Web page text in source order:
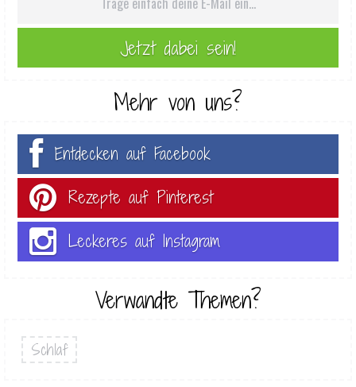
Mehr von uns?
Entdecken auf Facebook
Rezepte auf Pinterest
Leckeres auf Instagram
Verwandte Themen?
Schlaf